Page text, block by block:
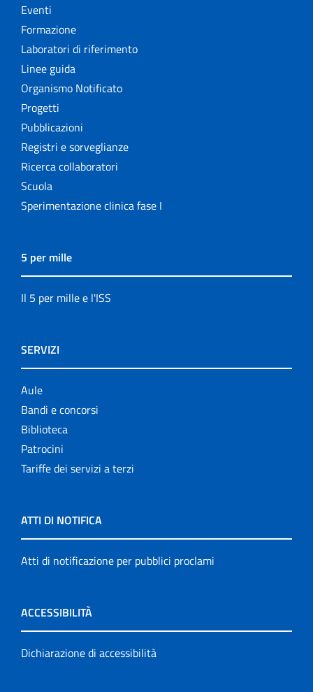
Eventi
Formazione
Laboratori di riferimento
Linee guida
Organismo Notificato
Progetti
Pubblicazioni
Registri e sorveglianze
Ricerca collaboratori
Scuola
Sperimentazione clinica fase I
5 per mille
Il 5 per mille e l'ISS
SERVIZI
Aule
Bandi e concorsi
Biblioteca
Patrocini
Tariffe dei servizi a terzi
ATTI DI NOTIFICA
Atti di notificazione per pubblici proclami
ACCESSIBILITÀ
Dichiarazione di accessibilità